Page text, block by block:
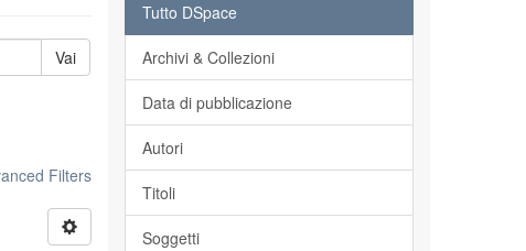
Vai
Filters
Tutto DSpace
Archivi & Collezioni
Data di pubblicazione
Autori
Titoli
Soggetti